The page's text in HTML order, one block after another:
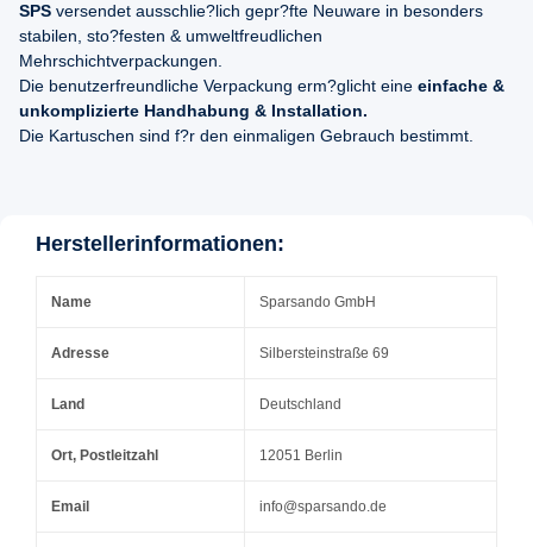
SPS versendet ausschlie?lich gepr?fte Neuware in besonders
stabilen, sto?festen & umweltfreudlichen
Mehrschichtverpackungen.
Die benutzerfreundliche Verpackung erm?glicht eine einfache &
unkomplizierte Handhabung & Installation.
Die Kartuschen sind f?r den einmaligen Gebrauch bestimmt.
Herstellerinformationen:
Name Sparsando GmbH
Adresse Silbersteinstraße 69
Land Deutschland
Ort, Postleitzahl 12051 Berlin
Email info@sparsando.de